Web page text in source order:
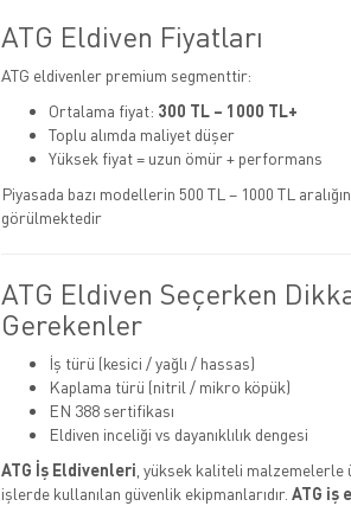
ATG Eldiven Fiyatları
ATG eldivenler premium segmenttir:
Ortalama fiyat: 300 TL – 1000 TL+
Toplu alımda maliyet düşer
Yüksek fiyat = uzun ömür + performans
Piyasada bazı modellerin 500 TL – 1000 TL
görülmektedir
ATG Eldiven Seçerken
Gerekenler
İş türü (kesici / yağlı / hassas)
Kaplama türü (nitril / mikro köpük)
EN 388 sertifikası
Eldiven inceliği vs dayanıklılık dengesi
ATG İş Eldivenleri , yüksek kaliteli
işlerde kullanılan güvenlik ekipmanlarıdır. ATG iş